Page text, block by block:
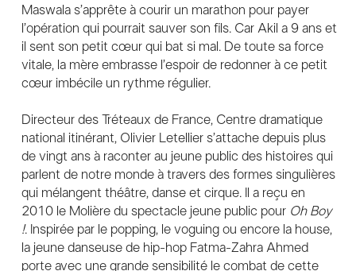
Maswala s’apprête à courir un marathon pour payer
l’opération qui pourrait sauver son fils. Car Akil a 9 ans et
il sent son petit cœur qui bat si mal. De toute sa force
vitale, la mère embrasse l’espoir de redonner à ce petit
cœur imbécile un rythme régulier.
Directeur des Tréteaux de France, Centre dramatique
national itinérant, Olivier Letellier s’attache depuis plus
de vingt ans à raconter au jeune public des histoires qui
parlent de notre monde à travers des formes singulières
qui mélangent théâtre, danse et cirque. Il a reçu en
2010 le Molière du spectacle jeune public pour Oh Boy
!. Inspirée par le popping, le voguing ou encore la house,
la jeune danseuse de hip-hop Fatma-Zahra Ahmed
porte avec une grande sensibilité le combat de cette